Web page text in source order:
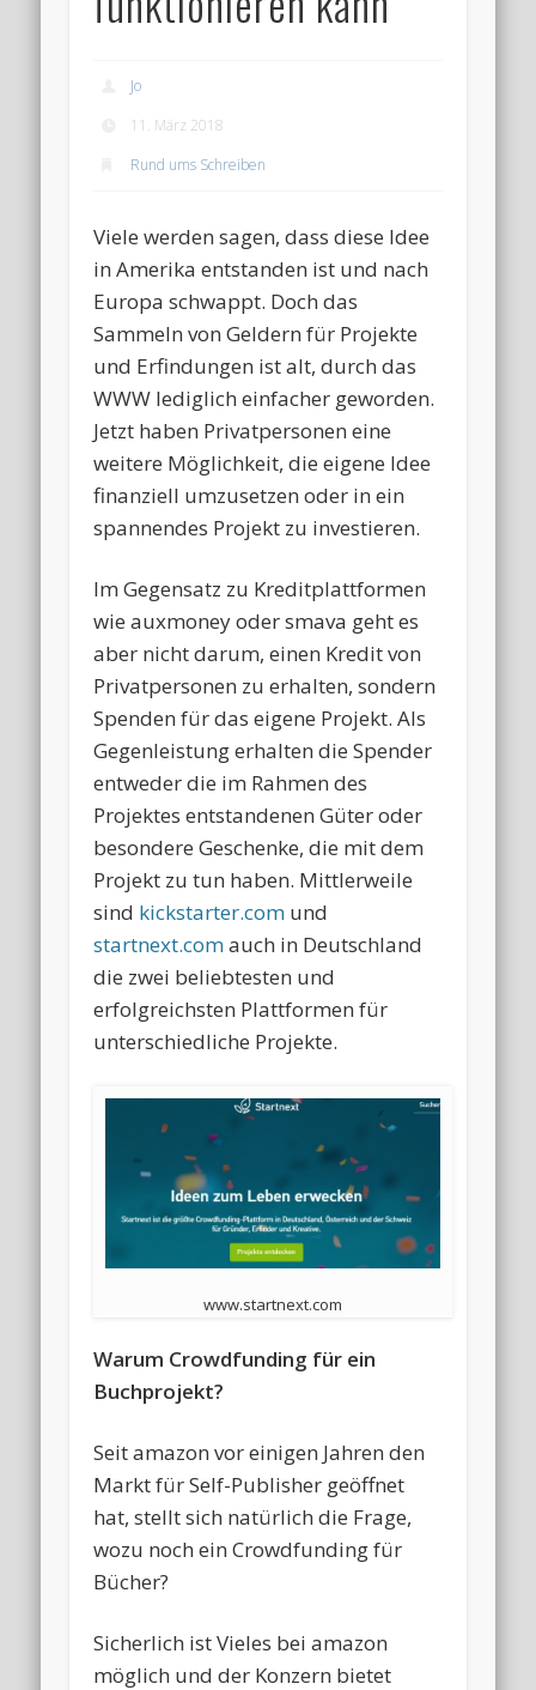
Jo
11. März 2018
Rund ums Schreiben
Viele werden sagen, dass diese Idee
in Amerika entstanden ist und nach
Europa schwappt. Doch das
Sammeln von Geldern für Projekte
und Erfindungen ist alt, durch das
WWW lediglich einfacher geworden.
Jetzt haben Privatpersonen eine
weitere Möglichkeit, die eigene Idee
finanziell umzusetzen oder in ein
spannendes Projekt zu investieren.
Im Gegensatz zu Kreditplattformen
wie auxmoney oder smava geht es
aber nicht darum, einen Kredit von
Privatpersonen zu erhalten, sondern
Spenden für das eigene Projekt. Als
Gegenleistung erhalten die Spender
entweder die im Rahmen des
Projektes entstandenen Güter oder
besondere Geschenke, die mit dem
Projekt zu tun haben. Mittlerweile
sind kickstarter.com und
startnext.comauch in Deutschland
die zwei beliebtesten und
erfolgreichsten Plattformen für
unterschiedliche Projekte.
www.startnext.com
Warum Crowdfunding für ein
Buchprojekt?
Seit amazon vor einigen Jahren den
Markt für Self-Publisher geöffnet
hat, stellt sich natürlich die Frage,
wozu noch ein Crowdfunding für
Bücher?
Sicherlich ist Vieles bei amazon
möglich und der Konzern bietet